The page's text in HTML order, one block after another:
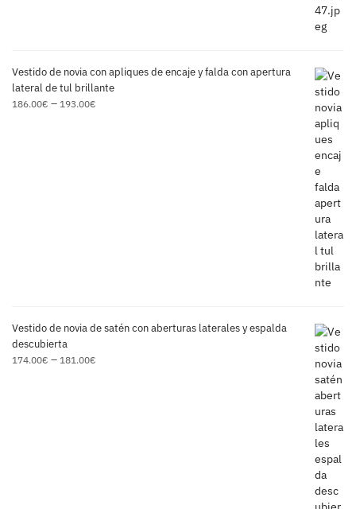
Vestido de novia con apliques de encaje y falda con apertura
lateral de tul brillante
186.00€ – 193.00€
Vestido de novia de satén con aberturas laterales y espalda
descubierta
174.00€ – 181.00€